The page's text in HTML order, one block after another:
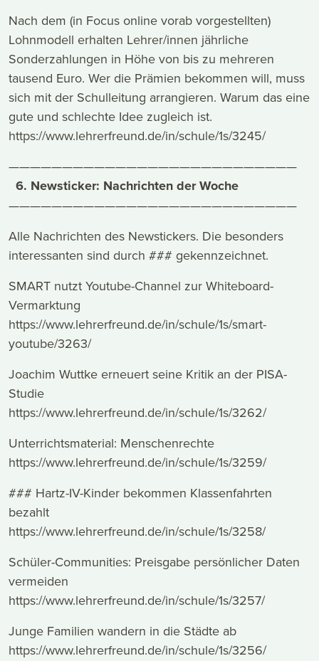
Nach dem (in Focus online vorab vorgestellten)
Lohnmodell erhalten Lehrer/innen jährliche
Sonderzahlungen in Höhe von bis zu mehreren
tausend Euro. Wer die Prämien bekommen will, muss
sich mit der Schulleitung arrangieren. Warum das eine
gute und schlechte Idee zugleich ist.
https://www.lehrerfreund.de/in/schule/1s/3245/
———————————————————————————
6. Newsticker: Nachrichten der Woche
———————————————————————————
Alle Nachrichten des Newstickers. Die besonders
interessanten sind durch ### gekennzeichnet.
SMART nutzt Youtube-Channel zur Whiteboard-
Vermarktung
https://www.lehrerfreund.de/in/schule/1s/smart-
youtube/3263/
Joachim Wuttke erneuert seine Kritik an der PISA-
Studie
https://www.lehrerfreund.de/in/schule/1s/3262/
Unterrichtsmaterial: Menschenrechte
https://www.lehrerfreund.de/in/schule/1s/3259/
### Hartz-IV-Kinder bekommen Klassenfahrten
bezahlt
https://www.lehrerfreund.de/in/schule/1s/3258/
Schüler-Communities: Preisgabe persönlicher Daten
vermeiden
https://www.lehrerfreund.de/in/schule/1s/3257/
Junge Familien wandern in die Städte ab
https://www.lehrerfreund.de/in/schule/1s/3256/